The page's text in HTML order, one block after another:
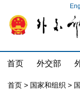
首页 外交部
首页 > 国家和组织 >